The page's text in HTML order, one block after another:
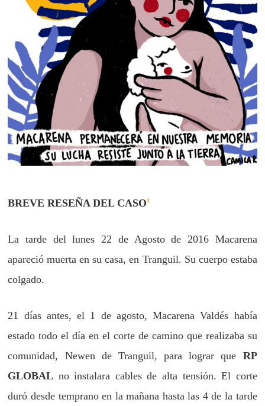
BREVE RESEÑA DEL CASO1
La tarde del lunes 22 de Agosto de 2016 Macarena
apareció muerta en su casa, en Tranguil. Su cuerpo estaba
colgado.
21 días antes, el 1 de agosto, Macarena Valdés había
estado todo el día en el corte de camino que realizaba su
comunidad, Newen de Tranguil, para lograr que RP
GLOBAL no instalara cables de alta tensión. El corte
duró desde temprano en la mañana hasta las 4 de la tarde